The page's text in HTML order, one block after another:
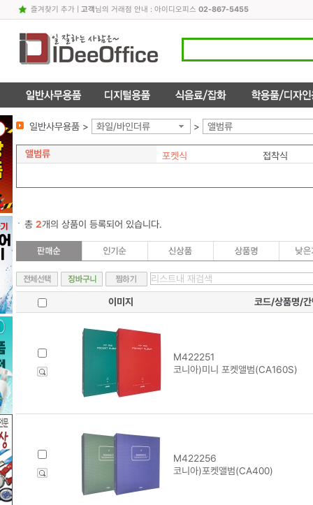
즐겨찾기 추가| 고객님의 거래점 안내 : 아이디오피스 02-867-5455
일반사무용품 > 화일/바인더류 > 앨범류
앨범류 포켓식 접착식
총 2개의 상품이 등록되어 있습니다.
이미지 코드/상품명/간
M422251
코니아)미니 포켓앨범(CA160S)
M422256
코니아)포켓앨범(CA400)